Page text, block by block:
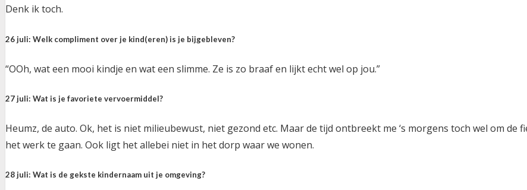
Denk ik toch.
26 juli: Welk compliment over je kind(eren) is je bijgebleven?
“OOh, wat een mooi kindje en wat een slimme. Ze is zo braaf en lijkt echt wel op jou.”
27 juli: Wat is je favoriete vervoermiddel?
Heumz, de auto. Ok, het is niet milieubewust, niet gezond etc. Maar de tijd ontbreekt me ‘s morgens toch wel om
het werk te gaan. Ook ligt het allebei niet in het dorp waar we wonen.
28 juli: Wat is de gekste kindernaam uit je omgeving?